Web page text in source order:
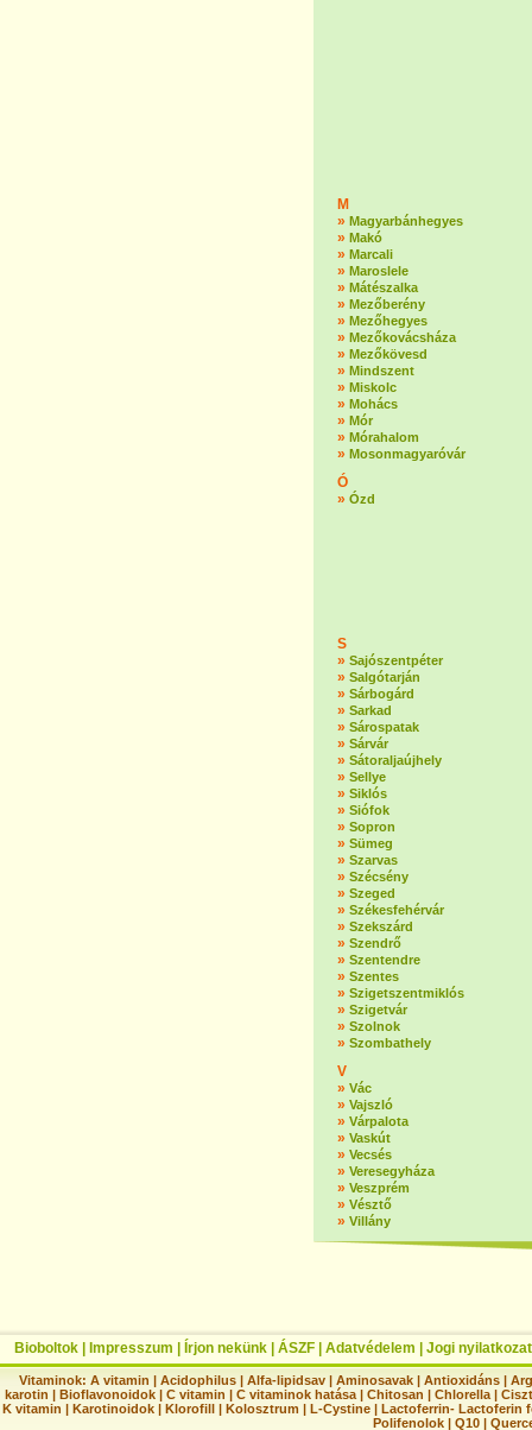
M
» Magyarbánhegyes
» Makó
» Marcali
» Maroslele
» Mátészalka
» Mezőberény
» Mezőhegyes
» Mezőkovácsháza
» Mezőkövesd
» Mindszent
» Miskolc
» Mohács
» Mór
» Mórahalom
» Mosonmagyaróvár
Ó
» Ózd
S
» Sajószentpéter
» Salgótarján
» Sárbogárd
» Sarkad
» Sárospatak
» Sárvár
» Sátoraljaújhely
» Sellye
» Siklós
» Siófok
» Sopron
» Sümeg
» Szarvas
» Szécsény
» Szeged
» Székesfehérvár
» Szekszárd
» Szendrő
» Szentendre
» Szentes
» Szigetszentmiklós
» Szigetvár
» Szolnok
» Szombathely
V
» Vác
» Vajszló
» Várpalota
» Vaskút
» Vecsés
» Veresegyháza
» Veszprém
» Vésztő
» Villány
Bioboltok Impresszum Írjon nekünk ÁSZF Adatvédelem Jogi nyilatkozat
Vitaminok: A vitamin |Acidophilus |Alfa-lipidsav |Aminosavak |Antioxidáns |
karotin | Bioflavonoidok | C vitamin | C vitaminok hatása | Chitosan | Chlorella |
K vitamin | Karotinoidok | Klorofill | Kolosztrum | L-Cystine | Lactoferrin- Lactoferin
Polifenolok |Q10 |